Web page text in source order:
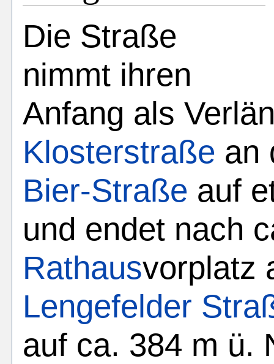
Die Straße
nimmt ihren
Anfang als
Klosterstraße an
Bier-Straße auf
und endet nach
Rathausvorplatz
Lengefelder
auf ca. 384 m ü.